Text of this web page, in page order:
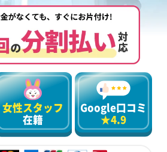
女性スタッフ
在籍
Google口コミ
★4.9